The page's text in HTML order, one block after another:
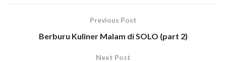
Previous Post
Berburu Kuliner Malam di SOLO (part 2)
Next Post